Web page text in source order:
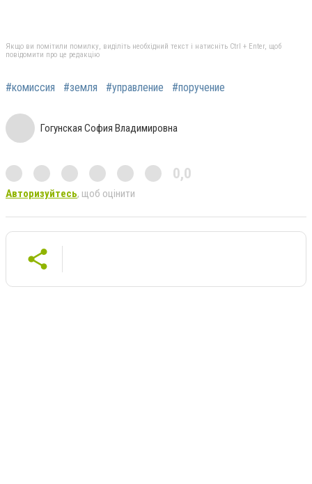
Якщо ви помітили помилку, виділіть необхідний текст і натисніть Ctrl + Enter, щоб
повідомити про це редакцію
#комиссия #земля #управление #поручение
Гогунская София Владимировна
0,0
Авторизуйтесь, щоб оцінити